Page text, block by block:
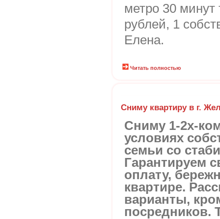
метро 30 минут
рублей, 1
Елена.
Читать полностью
Сниму квартиру в г.
Сниму 1-2х-
условиях
семьи со
Гарантируем
оплату,
квартире.
варианты,
посредников.